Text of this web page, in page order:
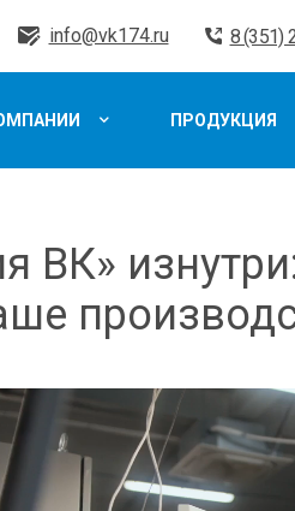
info@vk174.ru 8 (351)
ПРОДУКЦИЯ
ВК»